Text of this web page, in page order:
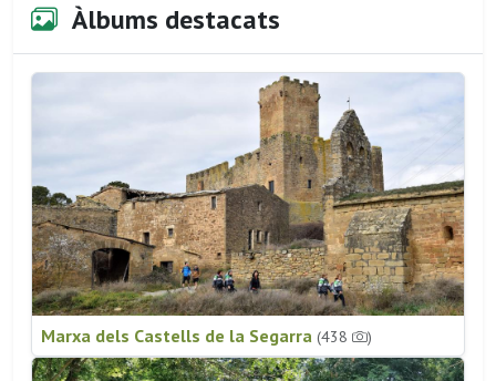
Àlbums destacats
Marxa dels Castells de la Segarra (438 )